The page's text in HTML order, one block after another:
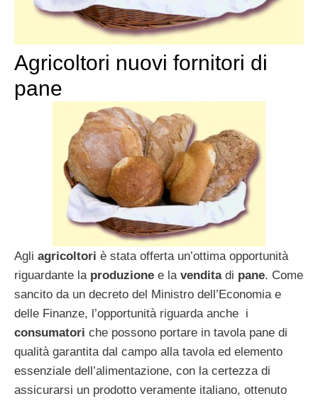
Agricoltori nuovi fornitori di
pane
Agli agricoltori è stata offerta un’ottima opportunità
riguardante la produzione e la vendita di pane. Come
sancito da un decreto del Ministro dell’Economia e
delle Finanze, l’opportunità riguarda anche i
consumatori che possono portare in tavola pane di
qualità garantita dal campo alla tavola ed elemento
essenziale dell’alimentazione, con la certezza di
assicurarsi un prodotto veramente italiano, ottenuto